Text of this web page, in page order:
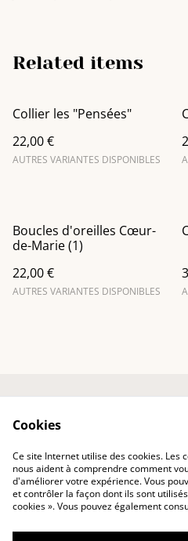
Related items
Collier les "Pensées"
22,00 €
AUTRES VARIANTES DISPONIBLES
Boucles d'oreilles Cœur-
de-Marie (1)
22,00 €
AUTRES VARIANTES DISPONIBLES
Entre em contato
Privacidade
Conditions
Cookies
Ce site Internet utilise des cookies. Les
nous aident à comprendre comment
d'améliorer votre expérience. Vous
et contrôler la façon dont ils sont
cookies ». Vous pouvez également